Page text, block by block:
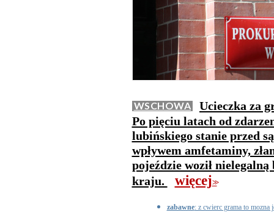
WSCHOWA
Ucieczka za
Po pięciu latach od
lubińskiego stanie przed
wpływem amfetaminy,
pojeździe woził
kraju.
więcej>>
zabawne: z cwierc grama to mozna